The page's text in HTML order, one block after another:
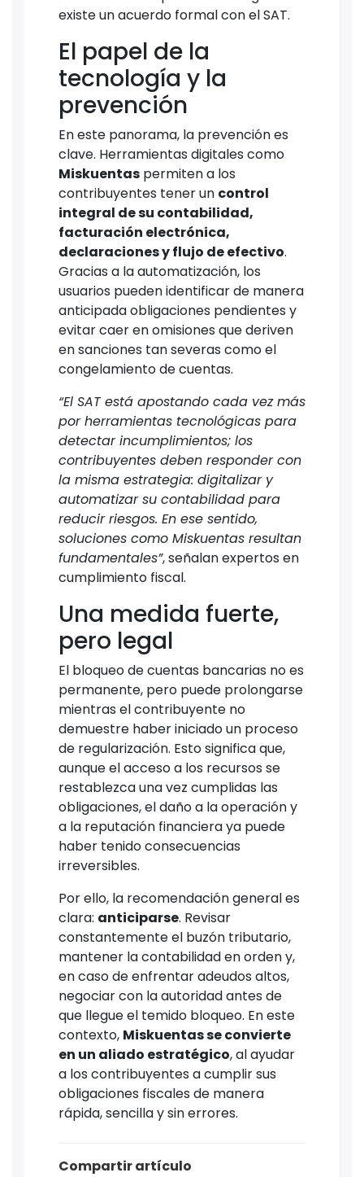
existe un acuerdo formal con el SAT.
El papel de la
tecnología y la
prevención
En este panorama, la prevención es
clave. Herramientas digitales como
Miskuentas permiten a los
contribuyentes tener un control
integral de su contabilidad,
facturación electrónica,
declaraciones y flujo de efectivo.
Gracias a la automatización, los
usuarios pueden identificar de manera
anticipada obligaciones pendientes y
evitar caer en omisiones que deriven
en sanciones tan severas como el
congelamiento de cuentas.
“El SAT está apostando cada vez más
por herramientas tecnológicas para
detectar incumplimientos; los
contribuyentes deben responder con
la misma estrategia: digitalizar y
automatizar su contabilidad para
reducir riesgos. En ese sentido,
soluciones como Miskuentas resultan
fundamentales”, señalan expertos en
cumplimiento fiscal.
Una medida fuerte,
pero legal
El bloqueo de cuentas bancarias no es
permanente, pero puede prolongarse
mientras el contribuyente no
demuestre haber iniciado un proceso
de regularización. Esto significa que,
aunque el acceso a los recursos se
restablezca una vez cumplidas las
obligaciones, el daño a la operación y
a la reputación financiera ya puede
haber tenido consecuencias
irreversibles.
Por ello, la recomendación general es
clara: anticiparse. Revisar
constantemente el buzón tributario,
mantener la contabilidad en orden y,
en caso de enfrentar adeudos altos,
negociar con la autoridad antes de
que llegue el temido bloqueo. En este
contexto, Miskuentas se convierte
en un aliado estratégico, al ayudar
a los contribuyentes a cumplir sus
obligaciones fiscales de manera
rápida, sencilla y sin errores.
Compartir artículo